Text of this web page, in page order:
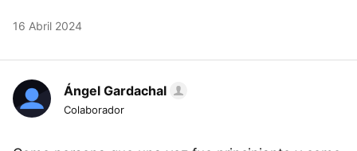
16 Abril 2024
Ángel Gardachal
Colaborador